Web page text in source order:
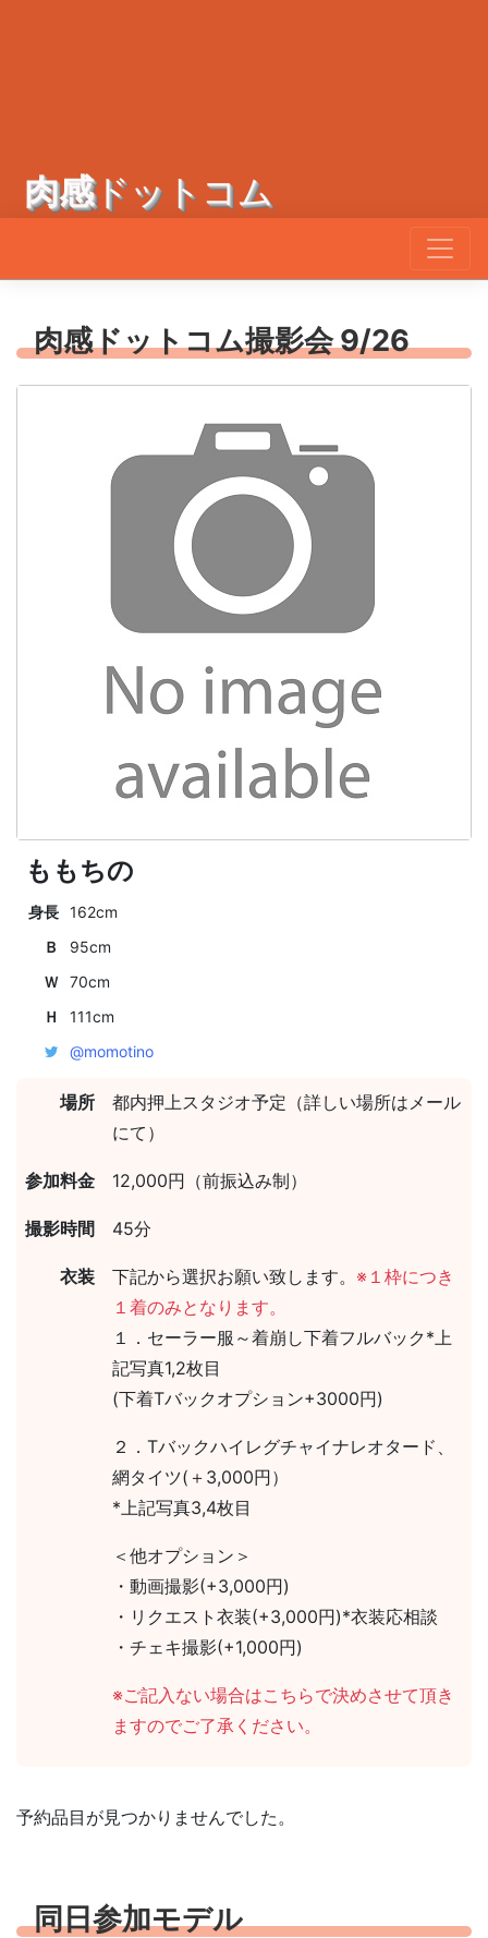
肉感ドットコム
肉感ドットコム撮影会 9/26
ももちの
身長 162cm
Ｂ
95cm
Ｗ
70cm
Ｈ
111cm
@momotino
場所
都内押上スタジオ予定（詳しい場所はメール
にて）
参加料金 12,000円（前振込み制）
撮影時間 45分
衣装 下記から選択お願い致します。 ※１枠につき
１着のみとなります。
１．セーラー服～着崩し下着フルバック*上
記写真1,2枚目
(下着Tバックオプション+3000円)
２．Tバックハイレグチャイナレオタード、
網タイツ(＋3,000円）
*上記写真3,4枚目
＜他オプション＞
・動画撮影(+3,000円)
・リクエスト衣装(+3,000円)*衣装応相談
・チェキ撮影(+1,000円)
※ご記入ない場合はこちらで決めさせて頂き
ますのでご了承ください。
予約品目が見つかりませんでした。
同日参加モデル